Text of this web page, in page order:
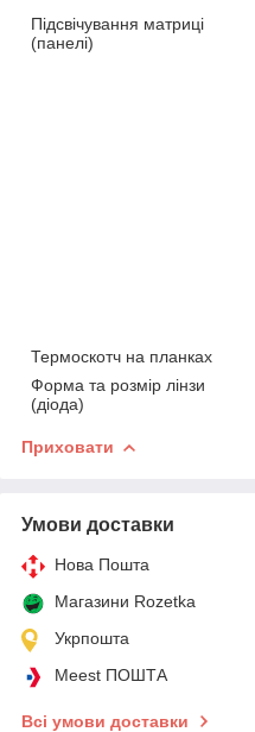
Підсвічування матриці
(панелі)
Термоскотч на планках
Форма та розмір лінзи
(діода)
Приховати
Умови доставки
Нова Пошта
Магазини Rozetka
Укрпошта
Meest ПОШТА
Всі умови доставки